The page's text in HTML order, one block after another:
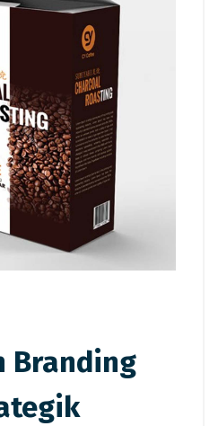
Branding